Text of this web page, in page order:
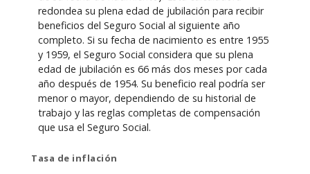
redondea su plena edad de jubilación para recibir
beneficios del Seguro Social al siguiente año
completo. Si su fecha de nacimiento es entre 1955
y 1959, el Seguro Social considera que su plena
edad de jubilación es 66 más dos meses por cada
año después de 1954. Su beneficio real podría ser
menor o mayor, dependiendo de su historial de
trabajo y las reglas completas de compensación
que usa el Seguro Social.
Tasa de inflación